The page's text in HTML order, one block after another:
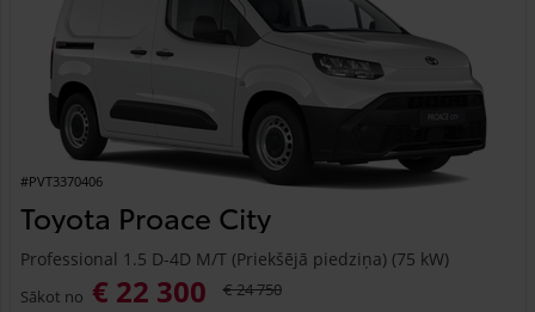
#PVT3370406
Toyota Proace City
Professional 1.5 D-4D M/T (Priekšējā piedziņa) (75 kW)
Sākot no € 22 300 € 24 750